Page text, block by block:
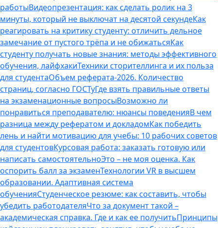
работыВидеопрезентация: как сделать ролик на 3
минуты, который не выключат на десятой секундеКак
реагировать на критику студенту: отличить дельное
замечание от пустого трёпа и не обижатьсяКак
студенту получать новые знания: методы эффективного
обучения, лайфхакиТехники сторителлинга и их польза
для студентаОбъем реферата-2026. Количество
страниц, согласно ГОСТуГде взять правильные ответы
на экзаменационные вопросыВозможно ли
понравиться преподавателю: нюансы поведенияВ чем
разница между рефератом и докладомКак победить
лень и найти мотивацию для учебы: 10 рабочих советов
для студентовКурсовая работа: заказать готовую или
написать самостоятельноЭто – не моя оценка. Как
оспорить балл за экзаменТехнологии VR в высшем
образовании. Адаптивная система
обученияСтуденческое резюме: как составить, чтобы
убедить работодателяЧто за документ такой –
академическая справка. Где и как ее получитьПринципы